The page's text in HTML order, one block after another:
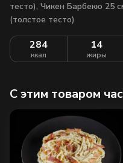
тесто), Чикен Барбекю 25
(толстое тесто)
284
ккал
14
жиры
C этим товаром